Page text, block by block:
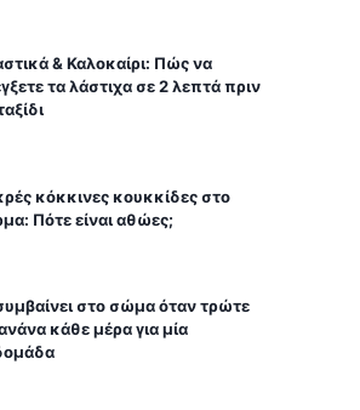
& Καλοκαίρι: Πώς να
τα λάστιχα σε 2 λεπτά πριν
κόκκινες κουκκίδες στο
Πότε είναι αθώες;
στο σώμα όταν τρώτε
κάθε μέρα για μία